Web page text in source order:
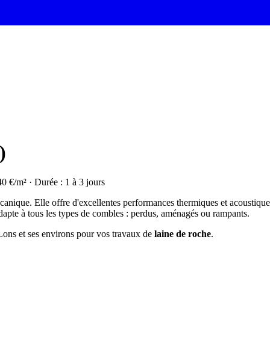
€/m² · Durée : 1 à 3 jours
Elle offre d'excellentes performances thermiques et
à tous les types de combles : perdus, aménagés ou rampants.
et ses environs pour vos travaux de laine de roche.